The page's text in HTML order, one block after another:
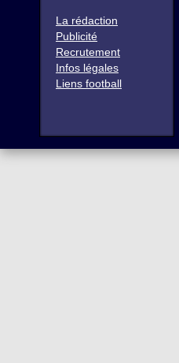
La rédaction
Publicité
Recrutement
Infos légales
Liens football